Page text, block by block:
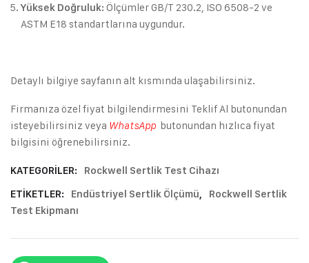
Yüksek Doğruluk: Ölçümler GB/T 230.2, ISO 6508-2 ve
ASTM E18 standartlarına uygundur.
Detaylı bilgiye sayfanın alt kısmında ulaşabilirsiniz.
Firmanıza özel fiyat bilgilendirmesini Teklif Al butonundan
isteyebilirsiniz veya WhatsApp butonundan hızlıca fiyat
bilgisini öğrenebilirsiniz.
KATEGORILER:
Rockwell Sertlik Test Cihazı
ETIKETLER:
Endüstriyel Sertlik Ölçümü,
Rockwell Sertlik
Test Ekipmanı